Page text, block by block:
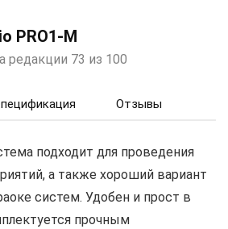
PRO1-M
редакции 73 из 100
Отзывы
подходит для проведения
а также хороший вариант
систем. Удобен и прост в
прочным